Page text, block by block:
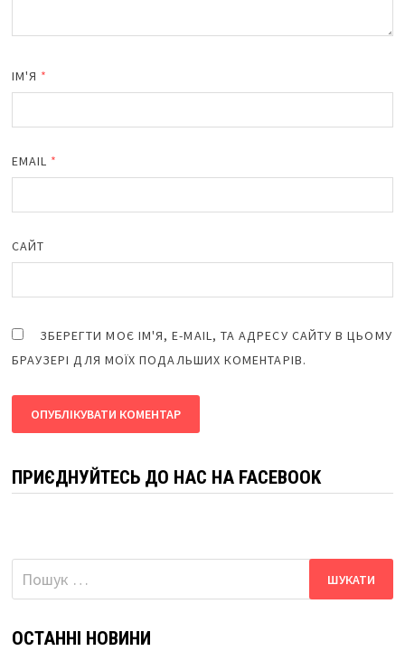
ІМ'Я *
EMAIL *
САЙТ
ЗБЕРЕГТИ МОЄ ІМ'Я, E-MAIL, ТА АДРЕСУ САЙТУ В ЦЬОМУ
БРАУЗЕРІ ДЛЯ МОЇХ ПОДАЛЬШИХ КОМЕНТАРІВ.
ПРИЄДНУЙТЕСЬ ДО НАС НА FACEBOOK
Пошук:
ОСТАННІ НОВИНИ